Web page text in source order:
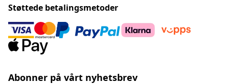
Støttede betalingsmetoder
Abonner på vårt nyhetsbrev